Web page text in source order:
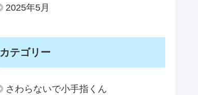
2025年5月
カテゴリー
さわらないで小手指くん